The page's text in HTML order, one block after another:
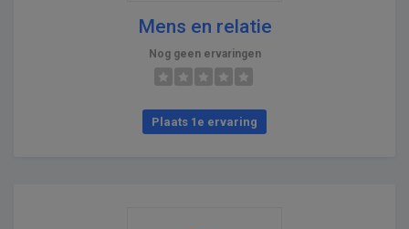
Mens en relatie
Nog geen ervaringen
Plaats 1e ervaring